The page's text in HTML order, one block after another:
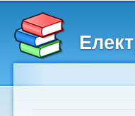
Головне меню
Другорядне меню